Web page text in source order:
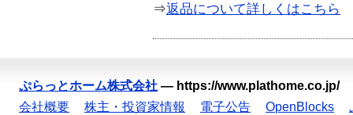
⇒返品について詳しくはこちら
ぷらっとホーム株式会社 — https://www.plathome.co.jp/
会社概要
株主・投資家情報 電子公告 OpenBlocks